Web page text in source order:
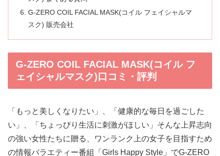
G-ZERO COIL FACIAL MASK(コイル フェイシャルマ
スク) 販売会社
G-ZERO COIL FACIAL MASK(コイル フ
ェイシャルマスク)口コミ・評判
「もっと美しくなりたい」、「健康的な毎日を過ごした
い」、「ちょっぴり生活に刺激がほしい」そんな上昇志向
の強い女性たちに贈る、ワンランク上の女子を目指すため
の情報バラエティー番組「Girls Happy Style」でG-ZERO